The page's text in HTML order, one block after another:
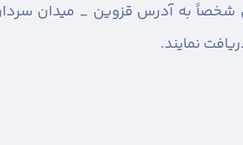
به آدرس قزوین _ میدان
نمایند.